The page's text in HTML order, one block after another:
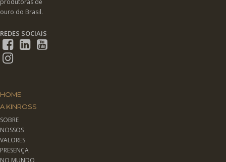
produtoras de
ouro do Brasil.
REDES SOCIAIS
HOME
A KINROSS
SOBRE
NOSSOS
VALORES
PRESENÇA